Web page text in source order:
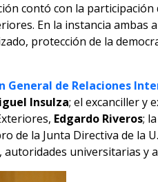
contó con la participación
En la instancia
protección de la
General de Relaciones
Insulza; el excanciller y
Edgardo Riveros;
de la Junta Directiva de la
universitarias y